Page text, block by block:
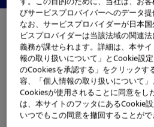
早期がんなどの病変の発見に有
"NBI（Narrow Band Imaging =
て、アニメーションにより、分
す。
びサービスプロバイバーへのデータ提
なお、サービスプロバイダーが日本
ビスプロバイダーは当該法域の関連
義務が課せられます。詳細は、本サ
報の取り扱いについて」とCookie設
のCookiesを承認する」をクリックす
容、「個人情報の取り扱いについて
Cookiesが使用されることに同意をし
は、本サイトのフッタにあるCookie
いつでもこの同意を撤回することがで